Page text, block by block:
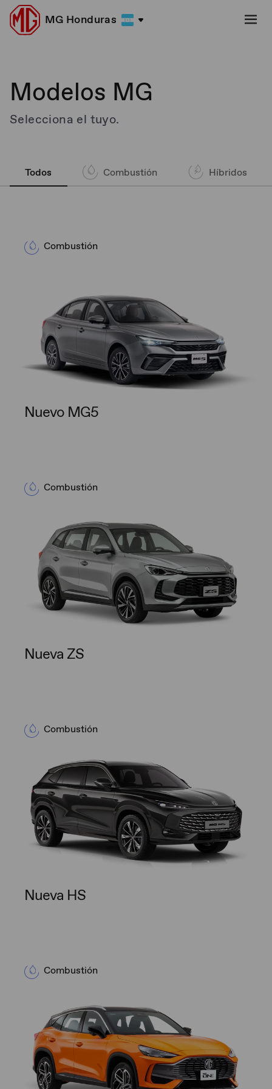
MG Honduras
Modelos MG
Selecciona el tuyo.
Todos Combustión Híbridos
Combustión
Nuevo MG5
Combustión
Nueva ZS
Combustión
Nueva HS
Combustión